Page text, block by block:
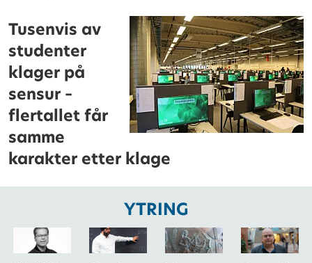
Tusenvis av
studenter
klager på
sensur –
flertallet får
samme
karakter etter klage
YTRING